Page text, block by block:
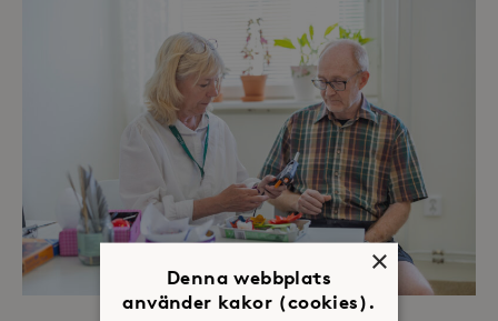
×
Denna webbplats
använder kakor (cookies).